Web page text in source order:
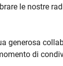
le nostre
generosa
di